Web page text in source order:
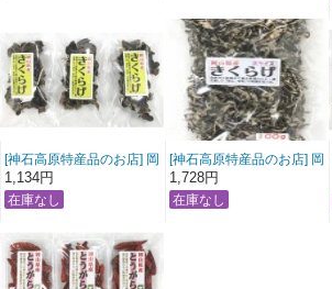
[神石高原特産品のお店] 岡
山県産きくらげ20ｇ 3袋
入り 送料無料
1,134円
[神石高原特産品のお店] 岡
山県産きくらげスライス
100ｇ 送料無料
1,728円